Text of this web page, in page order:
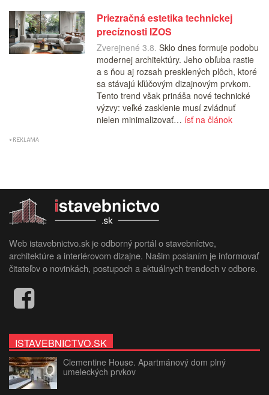
Priezračná estetika technickej
precíznosti IZOS
Zverejnené 3.8. Sklo dnes formuje podobu
modernej architektúry. Jeho obľuba rastie
a s ňou aj rozsah presklených plôch, ktoré
sa stávajú kľúčovým dizajnovým prvkom.
Tento trend však prináša nové technické
výzvy: veľké zasklenie musí zvládnuť
nielen minimalizovať… ísť na článok
Web istavebnictvo.sk je odborný portál o stavebníctve,
architektúre a interiérovom dizajne. Našim poslaním je informovať
čitateľov o novinkách, postupoch a aktuálnych trendoch v odbore.
ISTAVEBNICTVO.SK
Clementine House. Apartmánový dom plný
umeleckých prvkov